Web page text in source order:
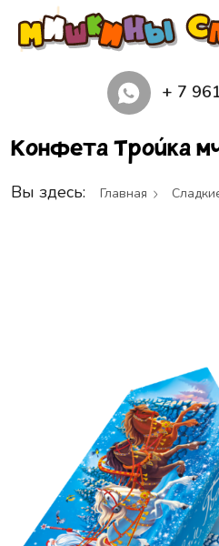
+ 7
Конфета Тройка
Вы здесь: Главная